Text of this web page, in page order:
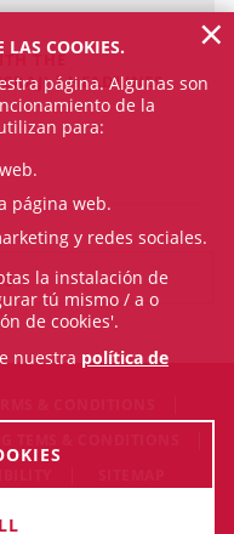
THE
| HEADLINES
Il·lustre Col·legi de
LAS COOKIES.
página. Algunas son
de la
para:
página web.
y redes sociales.
la instalación de
tú mismo / a o
de cookies'.
nuestra política de
×